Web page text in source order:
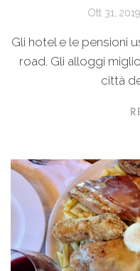
Ott 31, 2019
Gli hotel e le pensioni
road. Gli alloggi
città